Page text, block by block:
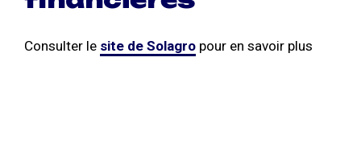
Consulter le site de Solagro pour en savoir plus